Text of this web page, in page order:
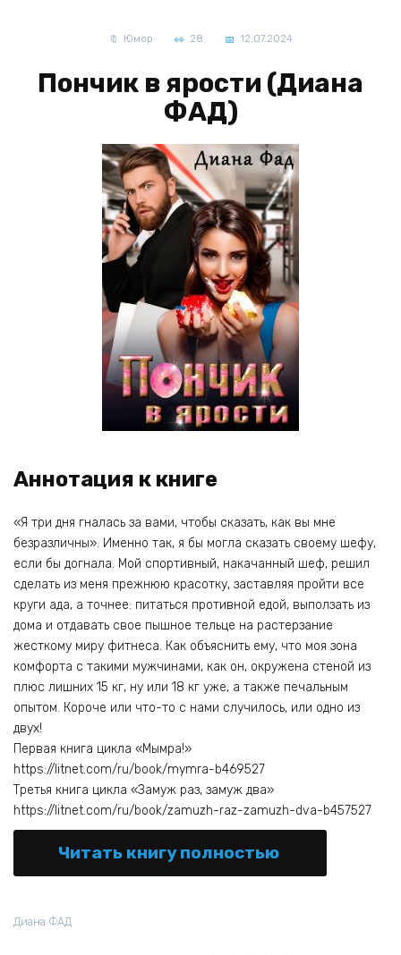
Юмор 28 12.07.2024
Пончик в ярости (Диана
ФАД)
Аннотация к книге
«Я три дня гналась за вами, чтобы сказать, как вы мне
безразличны». Именно так, я бы могла сказать своему шефу,
если бы догнала. Мой спортивный, накачанный шеф, решил
сделать из меня прежнюю красотку, заставляя пройти все
круги ада, а точнее: питаться противной едой, выползать из
дома и отдавать свое пышное тельце на растерзание
жесткому миру фитнеса. Как объяснить ему, что моя зона
комфорта с такими мужчинами, как он, окружена стеной из
плюс лишних 15 кг, ну или 18 кг уже, а также печальным
опытом. Короче или что-то с нами случилось, или одно из
двух!
Первая книга цикла «Мымра!»
https://litnet.com/ru/book/mymra-b469527
Третья книга цикла «Замуж раз, замуж два»
https://litnet.com/ru/book/zamuzh-raz-zamuzh-dva-b457527
Читать книгу полностью
Диана ФАД